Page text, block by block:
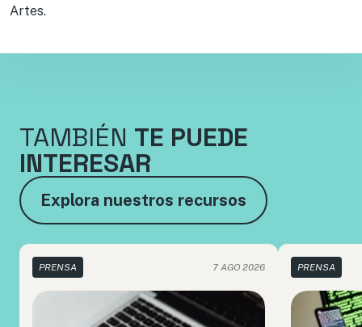
Artes.
TAMBIÉN TE PUEDE
INTERESAR
Explora nuestros recursos
PRENSA 7 AGO 2026 PRENSA